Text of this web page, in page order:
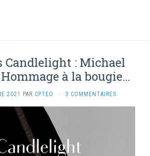
Candlelight : Michael
à la bougie…
2021 PAR CPTEO · 3 COMMENTAIRES